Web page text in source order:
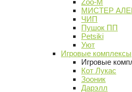
Zoo-M
МИСТЕР
ЧИП
Пушок ПП
Petsiki
Уют
Игровые комплексы
Игровые
Кот Лукас
Зооник
Дарэлл